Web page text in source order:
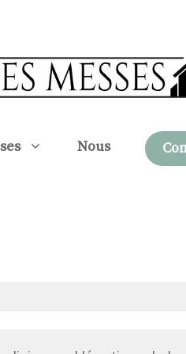
Nous